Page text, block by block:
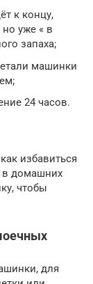
к концу,
но уже « в
запаха;
машинки
24 часов.
избавиться
в домашних
чтобы
для